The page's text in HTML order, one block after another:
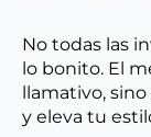
No todas las
lo bonito. El
llamativo,
y eleva tu